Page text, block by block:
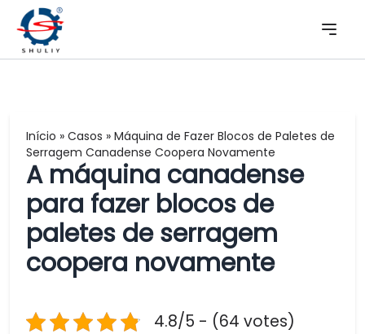
Início » Casos » Máquina de Fazer Blocos de Paletes de
Serragem Canadense Coopera Novamente
A máquina canadense
para fazer blocos de
paletes de serragem
coopera novamente
4.8/5 - (64 votes)